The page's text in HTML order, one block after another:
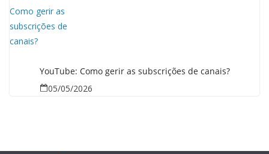
YouTube: Como gerir as subscrições de canais?
05/05/2026